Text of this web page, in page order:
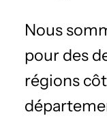
Nous
pour des
régions